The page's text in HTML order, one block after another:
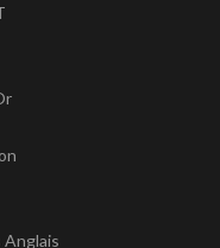
Anglais